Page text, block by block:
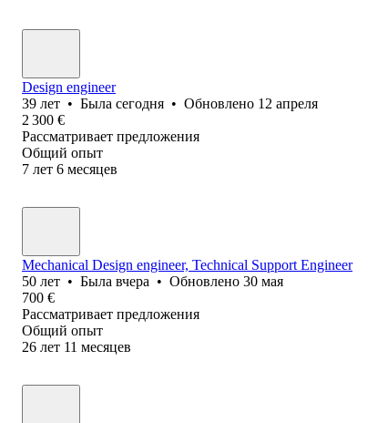
Design engineer
39 лет • Была сегодня • Обновлено 12 апреля
2 300 €
Рассматривает предложения
Общий опыт
7 лет 6 месяцев
Mechanical Design engineer, Technical Support Engineer
50 лет • Была вчера • Обновлено 30 мая
700 €
Рассматривает предложения
Общий опыт
26 лет 11 месяцев